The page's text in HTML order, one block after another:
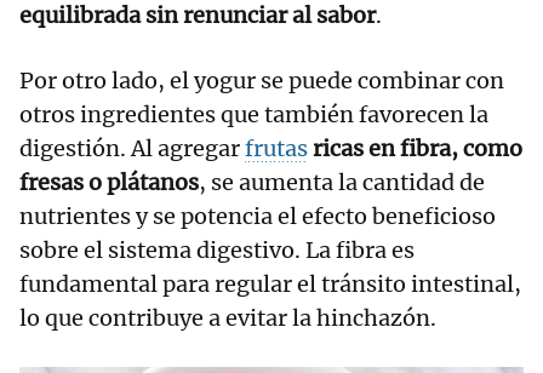
equilibrada sin renunciar al sabor.
Por otro lado, el yogur se puede combinar con
otros ingredientes que también favorecen la
digestión. Al agregarfrutasricas en fibra, como
fresas o plátanos, se aumenta la cantidad de
nutrientes y se potencia el efecto beneficioso
sobre el sistema digestivo. La fibra es
fundamental para regular el tránsito intestinal,
lo que contribuye a evitar la hinchazón.